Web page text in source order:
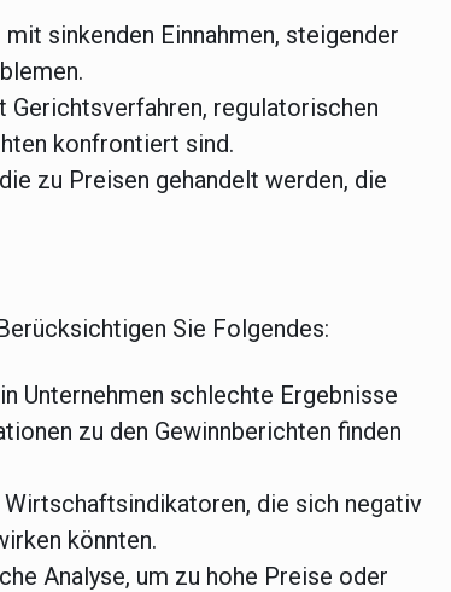
mit sinkenden Einnahmen, steigender
Gerichtsverfahren, regulatorischen
konfrontiert sind.
zu Preisen gehandelt werden, die
Sie Folgendes:
Unternehmen schlechte Ergebnisse
zu den Gewinnberichten finden
die sich negativ
könnten.
Analyse, um zu hohe Preise oder